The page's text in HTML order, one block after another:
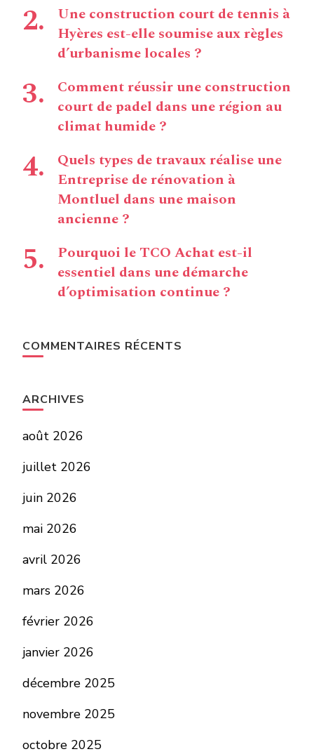
Une construction court de tennis à
Hyères est-elle soumise aux règles
d’urbanisme locales ?
Comment réussir une construction
court de padel dans une région au
climat humide ?
Quels types de travaux réalise une
Entreprise de rénovation à
Montluel dans une maison
ancienne ?
Pourquoi le TCO Achat est-il
essentiel dans une démarche
d’optimisation continue ?
COMMENTAIRES RÉCENTS
ARCHIVES
août 2026
juillet 2026
juin 2026
mai 2026
avril 2026
mars 2026
février 2026
janvier 2026
décembre 2025
novembre 2025
octobre 2025